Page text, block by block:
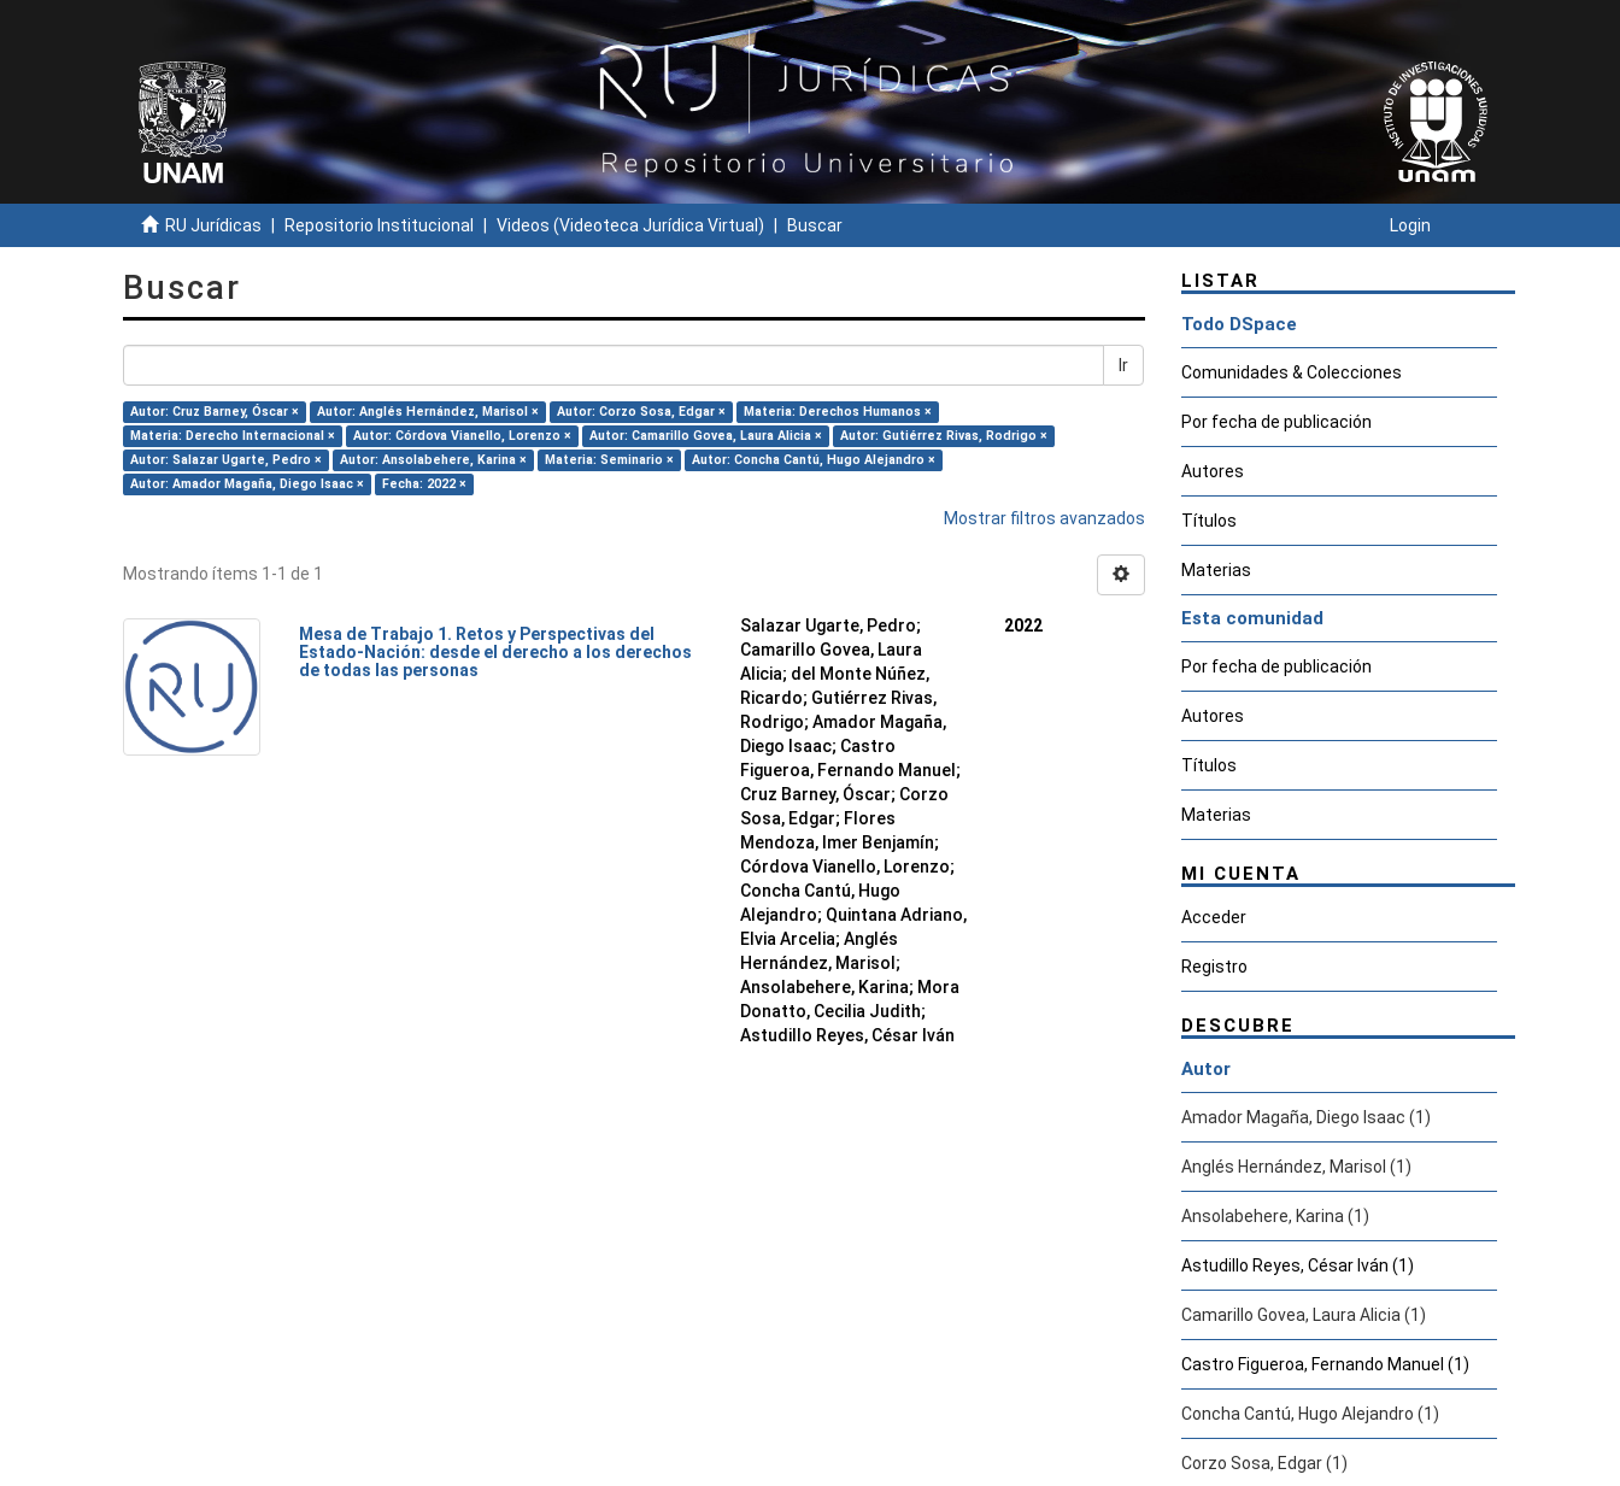
RU Jurídicas Repositorio Institucional Videos (Videoteca Jurídica Virtual) Buscar Login
Buscar
Ir
Autor: Cruz Barney, Óscar × Autor: Anglés Hernández, Marisol × Autor: Corzo Sosa, Edgar ×
Materia: Derechos Humanos ×
Materia: Derecho Internacional ×
Autor: Córdova Vianello, Lorenzo × Autor: Camarillo Govea, Laura Alicia ×
Autor: Gutiérrez Rivas, Rodrigo ×
Autor: Salazar Ugarte, Pedro ×
Autor: Ansolabehere, Karina × Materia: Seminario ×
Autor: Concha Cantú, Hugo Alejandro ×
Autor: Amador Magaña, Diego Isaac ×
Fecha: 2022 ×
Mostrar filtros avanzados
Mostrando ítems 1-1 de 1
Mesa de Trabajo 1. Retos y Perspectivas del
Estado-Nación: desde el derecho a los derechos
de todas las personas
Salazar Ugarte, Pedro;
Camarillo Govea, Laura
Alicia; del Monte Núñez,
Ricardo; Gutiérrez Rivas,
Rodrigo; Amador Magaña,
Diego Isaac; Castro
Figueroa, Fernando Manuel ;
Cruz Barney, Óscar; Corzo
Sosa, Edgar; Flores
Mendoza, Imer Benjamín;
Córdova Vianello, Lorenzo;
Concha Cantú, Hugo
Alejandro; Quintana Adriano,
Elvia Arcelia; Anglés
Hernández, Marisol ;
Ansolabehere, Karina; Mora
Donatto, Cecilia Judith;
Astudillo Reyes, César Iván
2022
LISTAR
Todo DSpace
Comunidades & Colecciones
Por fecha de publicación
Autores
Títulos
Materias
Esta comunidad
Por fecha de publicación
Autores
Títulos
Materias
MI CUENTA
Acceder
Registro
DESCUBRE
Autor
Amador Magaña, Diego Isaac (1)
Anglés Hernández, Marisol (1)
Ansolabehere, Karina (1)
Astudillo Reyes, César Iván (1)
Camarillo Govea, Laura Alicia (1)
Castro Figueroa, Fernando Manuel (1)
Concha Cantú, Hugo Alejandro (1)
Corzo Sosa, Edgar (1)